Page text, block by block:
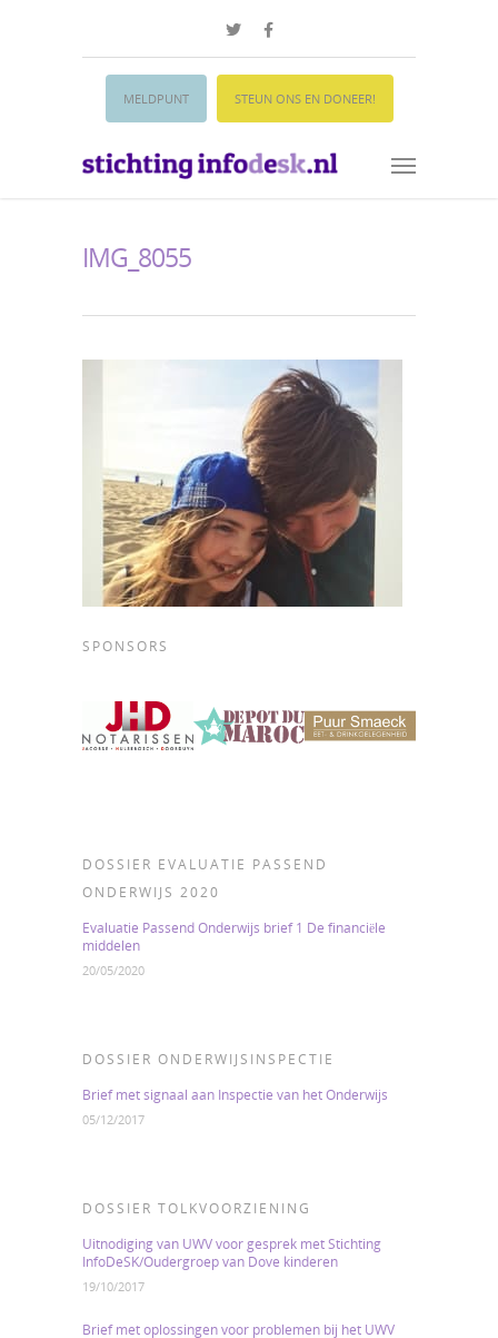
MELDPUNT STEUN ONS EN DONEER!
IMG_8055
SPONSORS
DOSSIER EVALUATIE PASSEND
ONDERWIJS 2020
Evaluatie Passend Onderwijs brief 1 De financiële
middelen
20/05/2020
DOSSIER ONDERWIJSINSPECTIE
Brief met signaal aan Inspectie van het Onderwijs
05/12/2017
DOSSIER TOLKVOORZIENING
Uitnodiging van UWV voor gesprek met Stichting
InfoDeSK/Oudergroep van Dove kinderen
19/10/2017
Brief met oplossingen voor problemen bij het UWV